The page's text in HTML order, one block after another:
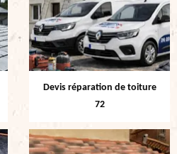
Devis réparation de toiture
72